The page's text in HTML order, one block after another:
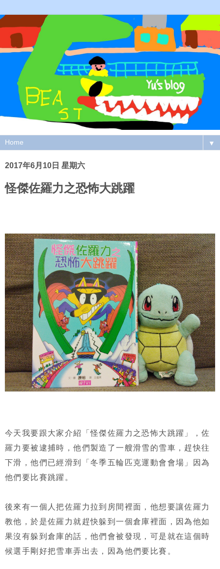
▼
2017年6月10日 星期六
怪傑佐羅力之恐怖大跳躍
今天我要跟大家介紹「怪傑佐羅力之恐怖大跳躍」，佐
羅力要被逮捕時，他們製造了一艘滑雪的雪車，趕快往
下滑，他們已經滑到「冬季五輪匹克運動會會場」因為
他們要比賽跳躍。
後來有一個人把佐羅力拉到房間裡面，他想要讓佐羅力
教他，於是佐羅力就趕快躲到一個倉庫裡面，因為他如
果沒有躲到倉庫的話，他們會被發現，可是就在這個時
候選手剛好把雪車弄出去，因為他們要比賽。